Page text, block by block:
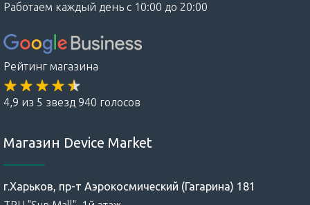
Работаем каждый день с 10:00 до 20:00
Рейтинг магазина
4,9 из 5 звезд 940 голосов
Магазин Device Market
г.Харьков, пр-т Аэрокосмический (Гагарина) 181